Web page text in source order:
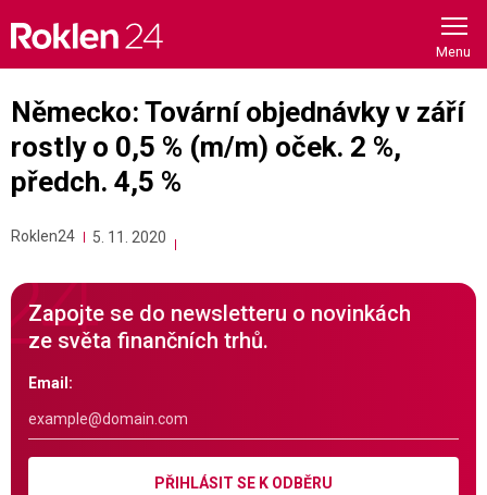
content
Německo: Tovární objednávky v září
rostly o 0,5 % (m/m) oček. 2 %,
předch. 4,5 %
Roklen24 5. 11. 2020
Zapojte se do newsletteru o novinkách
ze světa finančních trhů.
Email:
PŘIHLÁSIT SE K ODBĚRU